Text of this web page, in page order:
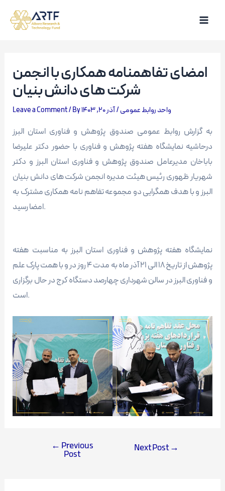
امضای تفاهمنامه همکاری با انجمن
شرکت های دانش بنیان
Leave a Comment/ By واحد روابط عمومی/آذر 20, 1403
به گزارش روابط عمومی صندوق پژوهش و فناوری استان البرز
درحاشیه نمایشگاه هفته پژوهش و فناوری با حضور دکتر علیرضا
باباخان مدیرعامل صندوق پژوهش و فناوری استان البرز و دکتر
شهریار ظهوری رئیس هیئت مدیره انجمن شرکت های دانش بنیان
البرز و با هدف همگرایی دو مجموعه تفاهم نامه همکاری مشترک به
امضا رسید.
نمایشگاه هفته پژوهش و فناوری استان البرز به مناسبت هفته
پژوهش از تاریخ 18 الی 21 آذر ماه به مدت 4 روز در و با همت پارک علم
و فناوری البرز در سالن شهرداری چهارصد دستگاه کرج در حال برگزاری
است.
← Previous
Post Next Post→